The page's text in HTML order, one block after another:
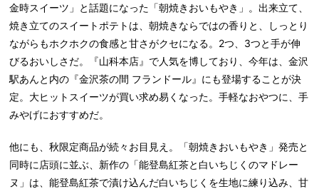
金時スイーツ」と話題になった「朝焼きおいもやき」。出来立て、
焼き立てのスイートポテトは、朝焼きならではの香りと、しっとり
ながらもホクホクの食感と甘さがクセになる。2つ、3つと手が伸
びるおいしさだ。『山科本店』で人気を博しており、今年は、金沢
駅あんと内の『金沢茶の間 フランドール』にも登場することが決
定。大ヒットスイーツが買い求め易くなった。手軽なおやつに、手
みやげにおすすめだ。
他にも、秋限定商品が続々お目見え。「朝焼きおいもやき」発売と
同時に店頭に並ぶ、新作の「能登島紅茶と白いちじくのマドレー
ヌ」は、能登島紅茶で漬け込んだ白いちじくを生地に練り込み、甘